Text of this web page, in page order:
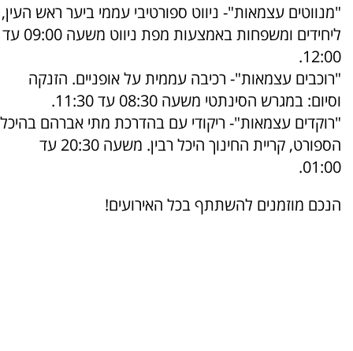
"מנווטים עצמאות"- ניווט ספורטיבי עממי ביער ראש העין,
ליחידים ומשפחות באמצעות מפת ניווט משעה 09:00 עד
12:00.
"רוכבים עצמאות"- רכיבה עממית על אופניים. הזנקה
וסיום: במגרש הסינתטי משעה 08:30 עד 11:30.
"רוקדים עצמאות"- ריקודי עם בהדרכת מתי אברהם בהיכל
הספורט, קריית החינוך היכל רבין. משעה 20:30 עד
01:00.
הנכם מוזמנים להשתתף בכל האירועים!